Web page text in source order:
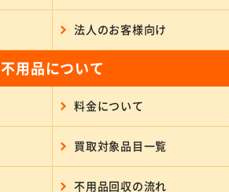
法人のお客様向け
不用品について
料金について
買取対象品目一覧
不用品回収の流れ